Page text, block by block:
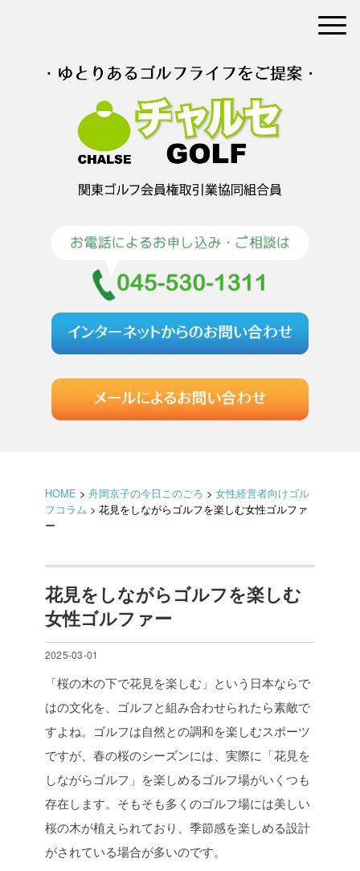
HOME > 舟岡京子の今日このごろ > 女性経営者向けゴル
フコラム > 花見をしながらゴルフを楽しむ女性ゴルファ
ー
花見をしながらゴルフを楽しむ
女性ゴルファー
2025-03-01
「桜の木の下で花見を楽しむ」という日本ならで
はの文化を、ゴルフと組み合わせられたら素敵で
すよね。ゴルフは自然との調和を楽しむスポーツ
ですが、春の桜のシーズンには、実際に「花見を
しながらゴルフ」を楽しめるゴルフ場がいくつも
存在します。そもそも多くのゴルフ場には美しい
桜の木が植えられており、季節感を楽しめる設計
がされている場合が多いのです。